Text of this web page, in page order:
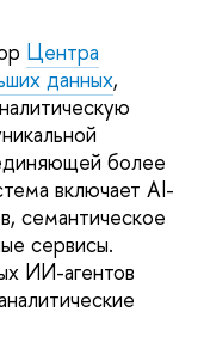
Центра
данных,
более
включает AI-
семантическое
сервисы.
ИИ-агентов